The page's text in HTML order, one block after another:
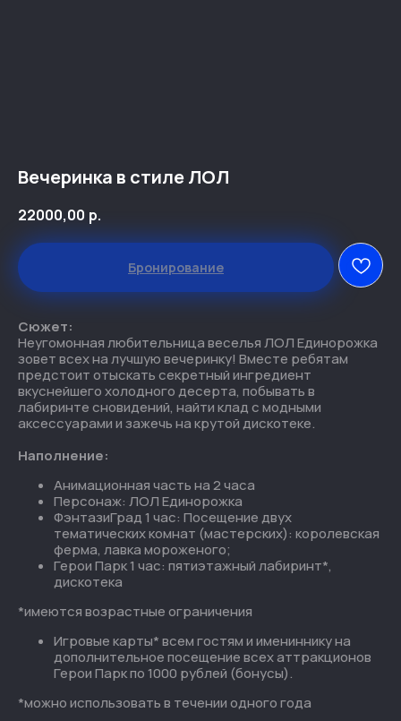
Правила посещения
Контакты
ГЕРОИ ПАРК (0+) - развлекательный парк для
любителей активного отдыха, игровых
автоматов и супергероев!
Ежедневно
с 10:00 до 22:00
Екатеринбург ТРЦ «Гринвич» ул. 8 Марта, 46, 3
уровень
+7 (343) 344 12 30
marketing.fantazy@gmail.com
Вечеринка в стиле ЛОЛ
22000,00 р.
Бронирование
Сюжет:
Неугомонная любительница веселья ЛОЛ Единорожка
зовет всех на лучшую вечеринку! Вместе ребятам
предстоит отыскать секретный ингредиент
вкуснейшего холодного десерта, побывать в
лабиринте сновидений, найти клад с модными
аксессуарами и зажечь на крутой дискотеке.
Наполнение:
Анимационная часть на 2 часа
Персонаж: ЛОЛ Единорожка
ФэнтазиГрад 1 час: Посещение двух
тематических комнат (мастерских): королевская
ферма, лавка мороженого;
Герои Парк 1 час: пятиэтажный лабиринт*,
дискотека
*имеются возрастные ограничения
Игровые карты* всем гостям и имениннику на
дополнительное посещение всех аттракционов
Герои Парк по 1000 рублей (бонусы).
*можно использовать в течении одного года